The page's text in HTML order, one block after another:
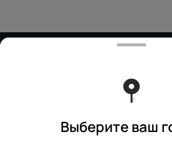
Политика
Выберите ваш